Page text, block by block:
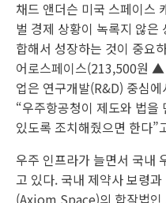
=홍아름 기자
‘스페이스K 2024’ 포럼 키노
우주인사업단장 지낸 최기
“2040년 ‘문 이코노미’ 시
최기혁 한국항공우주연구
람이 거주할 때 필요한 무선
(SMR) 기술은 한국이 강점
제를 실현할 유인 우주프로
다.